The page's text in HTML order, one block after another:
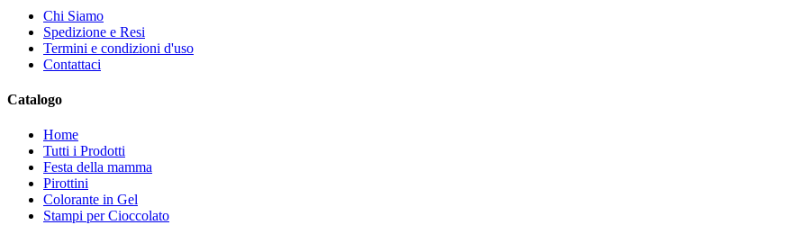
Chi Siamo
Spedizione e Resi
Termini e condizioni d'uso
Contattaci
Catalogo
Home
Tutti i Prodotti
Festa della mamma
Pirottini
Colorante in Gel
Stampi per Cioccolato